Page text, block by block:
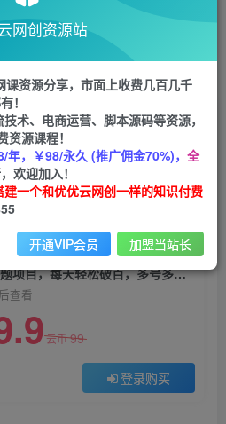
推荐
答题项目，每天轻松破
多份收益(视频教程)
关注 私信
（4435期）最新公众号答题项目，每天轻松破百，多号多得，一分问卷多份收益(视频教程)
查看
云币99
登录购买
网创资源站
资源分享，市面上收费几百几千
！
术、电商运营、脚本源码等资源，
源课程！
年，￥98/永久 (推广佣金70%)， 全
欢迎加入！
一个和优优云网创一样的知识付费
开通VIP会员 加盟当站长